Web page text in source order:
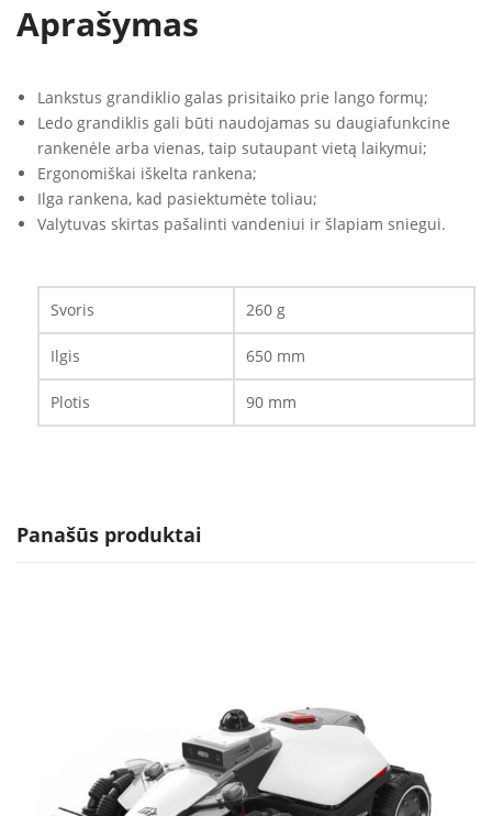
Aprašymas
Lankstus grandiklio galas prisitaiko prie lango formų;
Ledo grandiklis gali būti naudojamas su daugiafunkcine
rankenėle arba vienas, taip sutaupant vietą laikymui;
Ergonomiškai iškelta rankena;
Ilga rankena, kad pasiektumėte toliau;
Valytuvas skirtas pašalinti vandeniui ir šlapiam sniegui.
Svoris 260 g
Ilgis 650 mm
Plotis 90 mm
Panašūs produktai